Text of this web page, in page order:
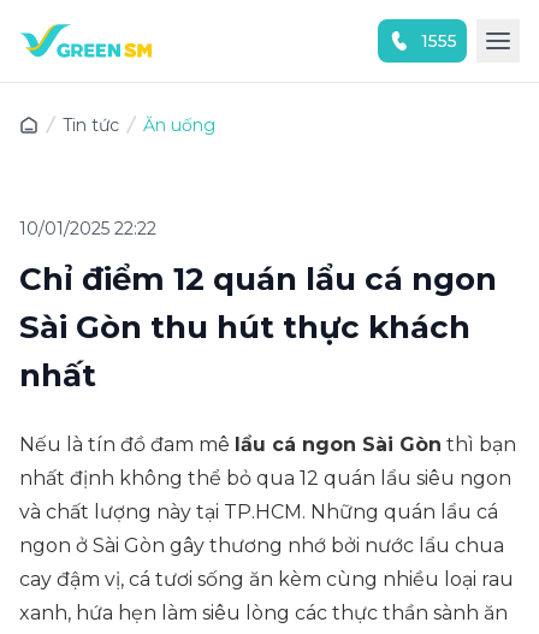
1555
Tin tức Ăn uống
10/01/2025 22:22
Chỉ điểm 12 quán lẩu cá ngon
Sài Gòn thu hút thực khách
nhất
Nếu là tín đồ đam mê lẩu cá ngon Sài Gòn thì bạn
nhất định không thể bỏ qua 12 quán lẩu siêu ngon
và chất lượng này tại TP.HCM. Những quán lẩu cá
ngon ở Sài Gòn gây thương nhớ bởi nước lẩu chua
cay đậm vị, cá tươi sống ăn kèm cùng nhiều loại rau
xanh, hứa hẹn làm siêu lòng các thực thần sành ăn